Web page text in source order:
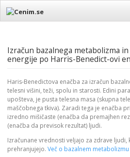
content
Izračun bazalnega metabolizma
energije po Harris-Benedict-ovi
Haris-Benedictova enačba za izračun
telesni višini, teži, spolu in starosti. Edini
upošteva, je pusta telesna masa (skupna
maščobnega tkiva). Zaradi tega je enačba
izredno mišičaste (enačba da premajhen
(enačba da previsok rezultat) ljudi.
Izračunane vrednosti veljajo za zdrave ljudi,
prehranjujejo. Več o bazalnem metabolizmu